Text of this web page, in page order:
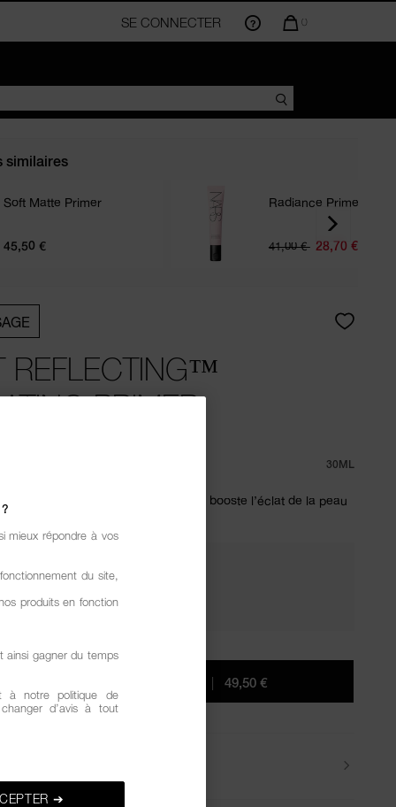
SE CONNECTER
LA
EST
0
similaires
Soft Matte Primer
45,50 €
Radiance Primer Spf
41,00 € 28,70 €
REFLECTING™
PRIMER
30ML
teint à la texture fraîche et légère qui booste l’éclat de la peau
et sublimé pendant 12 heures*.
SUCCOMBEZ. RAYONNEZ.
2 cadeaux offerts dès 80€ d'achat.
| 49,50 €
mieux répondre à vos
du site,
produits en fonction
ainsi gagner du temps
à notre politique de
d’avis à tout
➔